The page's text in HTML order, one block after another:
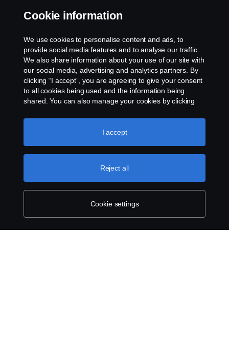
管理當地頁面的方式如下所述：
管理您當地的網頁
Cookie information
We use cookies to personalise content and ads, to
provide social media features and to analyse our traffic.
We also share information about your use of our site with
our social media, advertising and analytics partners. By
clicking “I accept”, you are agreeing to give your consent
to all cookies being used and the information being
shared. You can also manage your cookies by clicking
like to accept. For a more detailed explanation of how we
use cookies, please visit our cookies section, which you
Cookie settings
Reject all
I accept